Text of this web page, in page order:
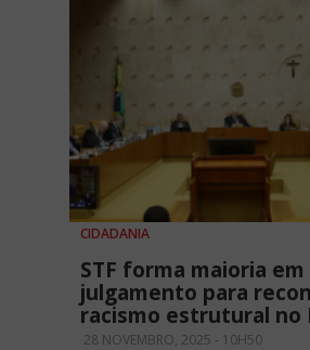
CIDADANIA
STF forma maioria em
julgamento para
racismo estrutural no
28 NOVEMBRO, 2025 - 10H50